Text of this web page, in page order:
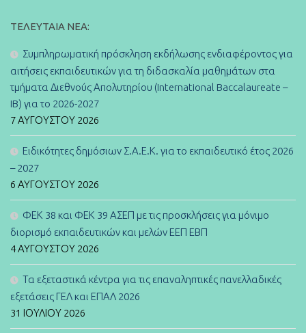
ΤΕΛΕΥΤΑΊΑ ΝΈΑ:
Συμπληρωματική πρόσκληση εκδήλωσης ενδιαφέροντος για
αιτήσεις εκπαιδευτικών για τη διδασκαλία μαθημάτων στα
τμήματα Διεθνούς Απολυτηρίου (International Baccalaureate –
IB) για το 2026-2027
7 ΑΥΓΟΎΣΤΟΥ 2026
Ειδικότητες δημόσιων Σ.Α.Ε.Κ. για το εκπαιδευτικό έτος 2026
– 2027
6 ΑΥΓΟΎΣΤΟΥ 2026
ΦΕΚ 38 και ΦΕΚ 39 ΑΣΕΠ με τις προσκλήσεις για μόνιμο
διορισμό εκπαιδευτικών και μελών ΕΕΠ ΕΒΠ
4 ΑΥΓΟΎΣΤΟΥ 2026
Τα εξεταστικά κέντρα για τις επαναληπτικές πανελλαδικές
εξετάσεις ΓΕΛ και ΕΠΑΛ 2026
31 ΙΟΥΛΊΟΥ 2026